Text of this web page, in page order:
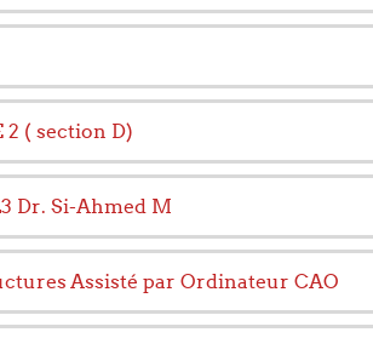
2 ( section D)
Dr. Si-Ahmed M
Assisté par Ordinateur CAO